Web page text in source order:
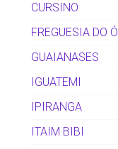
CURSINO
FREGUESIA DO Ó
GUAIANASES
IGUATEMI
IPIRANGA
ITAIM BIBI